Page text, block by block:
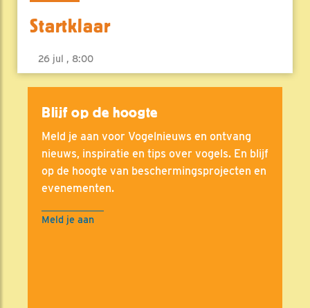
Startklaar
26 jul , 8:00
Blijf op de hoogte
Meld je aan voor Vogelnieuws en ontvang
nieuws, inspiratie en tips over vogels. En blijf
op de hoogte van beschermingsprojecten en
evenementen.
Meld je aan